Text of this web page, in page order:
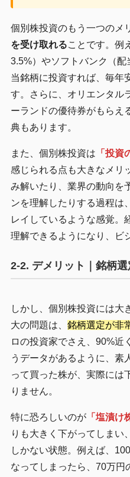
個別株投資のもう一つのメ
を受け取れることです。例
3.5%）やソフトバンク（
当銘柄に投資すれば、毎年
す。さらに、オリエンタル
ーランドの優待券がもらえ
典もあります。
また、個別株投資は 「投資
感じられる点も大きなメリ
み解いたり、業界の動向を
ンを理解したりする過程は
レイしているような感覚。
理解できるようになり、ビ
2-2. デメリット｜銘柄
しかし、個別株投資には大
大の問題は、 銘柄選定が非
ロの投資家でさえ、90%近
うデータがあるように、素
って買った株が、実際には
りません。
特に恐ろしいのが「塩漬け
りも大きく下がってしまい
しかない状態。例えば、
なってしまったら、70万円